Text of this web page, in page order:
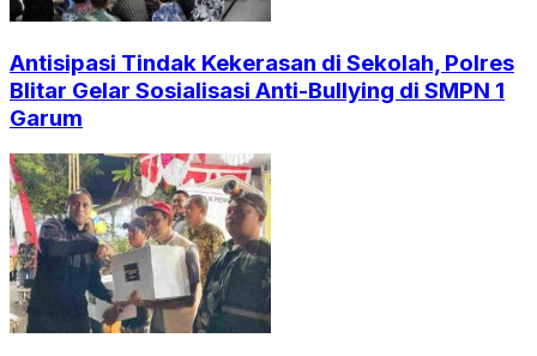
Antisipasi Tindak Kekerasan di Sekolah, Polres
Blitar Gelar Sosialisasi Anti-Bullying di SMPN 1
Garum